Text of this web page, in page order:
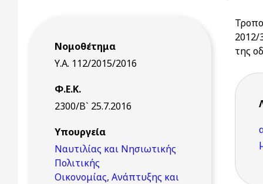
Νομοθέτημα
Υ.Α. 112/2015/2016
Φ.Ε.Κ.
2300/Β` 25.7.2016
Υπουργεία
Ναυτιλίας και Νησιωτικής
Πολιτικής
Οικονομίας, Ανάπτυξης και
2012/
της